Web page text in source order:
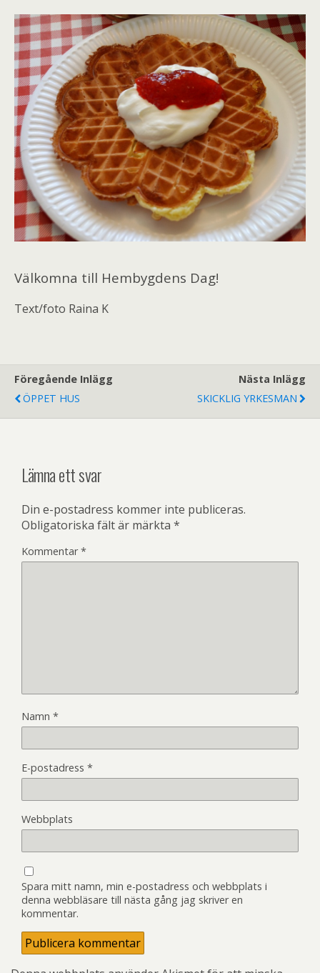
Välkomna till Hembygdens Dag!
Text/foto Raina K
Föregående Inlägg
ÖPPET HUS
Nästa Inlägg
SKICKLIG YRKESMAN
Lämna ett svar
Din e-postadress kommer inte publiceras.
Obligatoriska fält är märkta *
Kommentar*
Namn *
E-postadress *
Webbplats
Spara mitt namn, min e-postadress och webbplats i
denna webbläsare till nästa gång jag skriver en
kommentar.